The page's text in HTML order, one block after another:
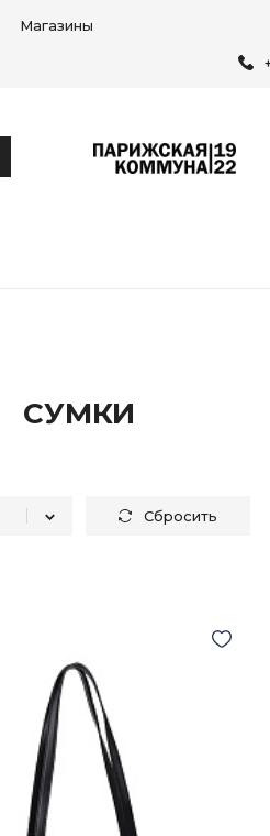
Магазины
СУМКИ
Сбросить